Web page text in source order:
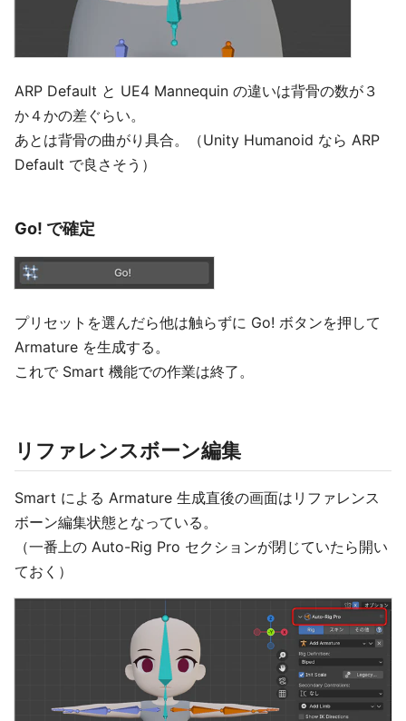
ARP Default と UE4 Mannequin の違いは背骨の数が３
か４かの差ぐらい。
あとは背骨の曲がり具合。（Unity Humanoid なら ARP
Default で良さそう）
Go! で確定
プリセットを選んだら他は触らずに Go! ボタンを押して
Armature を生成する。
これで Smart 機能での作業は終了。
リファレンスボーン編集
Smart による Armature 生成直後の画面はリファレンス
ボーン編集状態となっている。
（一番上の Auto-Rig Pro セクションが閉じていたら開い
ておく）